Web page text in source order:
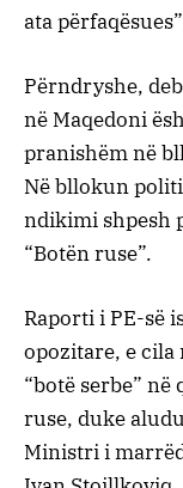
ata
Përndryshe,
në Maqedoni
pranishëm në
Në bllokun
ndikimi shpesh
“Botën ruse”.
Raporti i PE-së
opozitare, e cila
“botë serbe”
ruse, duke
Ministri i